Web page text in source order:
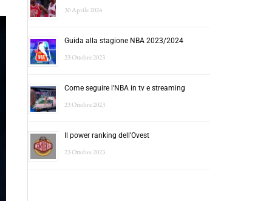
30 Aprile 2024
Guida alla stagione NBA 2023/2024
23 Ottobre 2023
Come seguire l’NBA in tv e streaming
23 Ottobre 2023
Il power ranking dell’Ovest
23 Ottobre 2023